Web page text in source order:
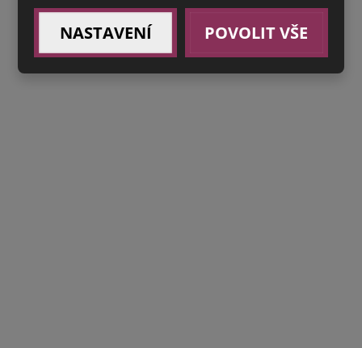
NASTAVENÍ POVOLIT VŠE